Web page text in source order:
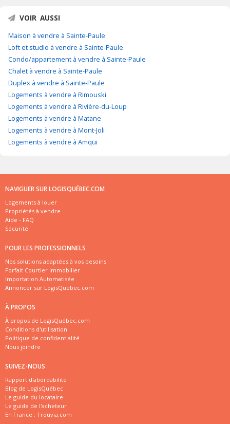
VOIR AUSSI
Maison à vendre à Sainte-Paule
Loft et studio à vendre à Sainte-Paule
Condo/appartement à vendre à Sainte-Paule
Chalet à vendre à Sainte-Paule
Duplex à vendre à Sainte-Paule
Logements à vendre à Rimouski
Logements à vendre à Rivière-du-Loup
Logements à vendre à Matane
Logements à vendre à Mont-Joli
Logements à vendre à Amqui
NAVIGUER SUR LOGISQUÉBEC.COM
Logements à louer
Propriétés à vendre
Aide - FAQ
Sécurité
POUR LES PROFESSIONNELS
Nos solutions adaptées à vos besoins
Forfait Courtier Immobilier
Importation Automatisée
Annoncer sur LogisQuébec.com
À PROPOS
À propos de LogisQuébec.com
Conditions d'utilisation
Politique de confidentialité
Nous joindre
SUIVEZ-NOUS
Rapport d'abordabilité
Blog de LogisQuébec
Le guide du locataire
Le guide de l'acheteur
En France : Trouvia.com